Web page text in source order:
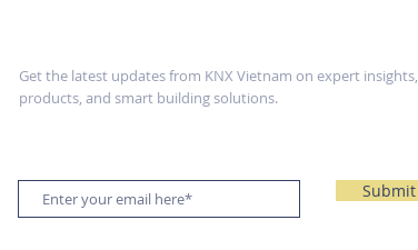
Get the latest updates from KNX Vietnam on expert insights,
products, and smart building solutions.
Submit